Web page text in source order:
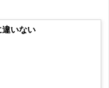
違いない